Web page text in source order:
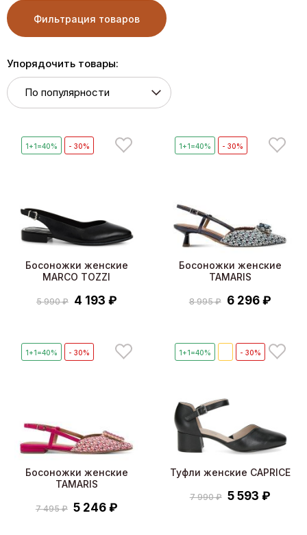
Фильтрация товаров
Упорядочить товары:
1+1=40% - 30%
Босоножки женские
MARCO TOZZI
5 990 ₽ 4 193 ₽
1+1=40% - 30%
Босоножки женские
TAMARIS
8 995 ₽ 6 296 ₽
1+1=40% - 30%
Босоножки женские
TAMARIS
7 495 ₽ 5 246 ₽
1+1=40% - 30%
Туфли женские CAPRICE
7 990 ₽ 5 593 ₽